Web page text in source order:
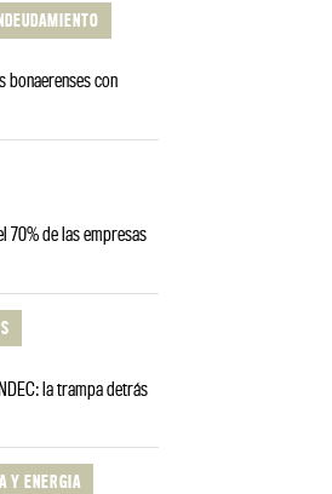
bonaerenses con
70% de las empresas
la trampa detrás
Y ENERGIA